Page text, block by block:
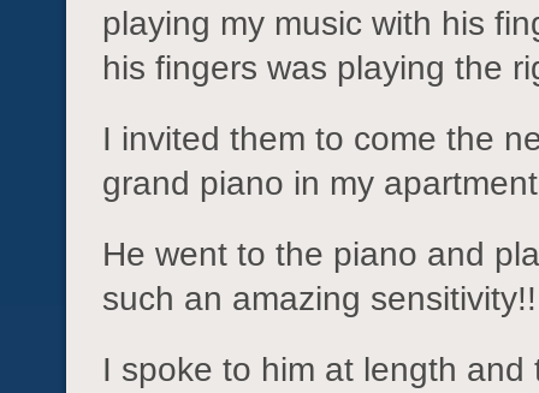
playing my music with his
his fingers was playing the
I invited them to come the
grand piano in my
He went to the piano and
such an amazing sensitivity!!
I spoke to him at length